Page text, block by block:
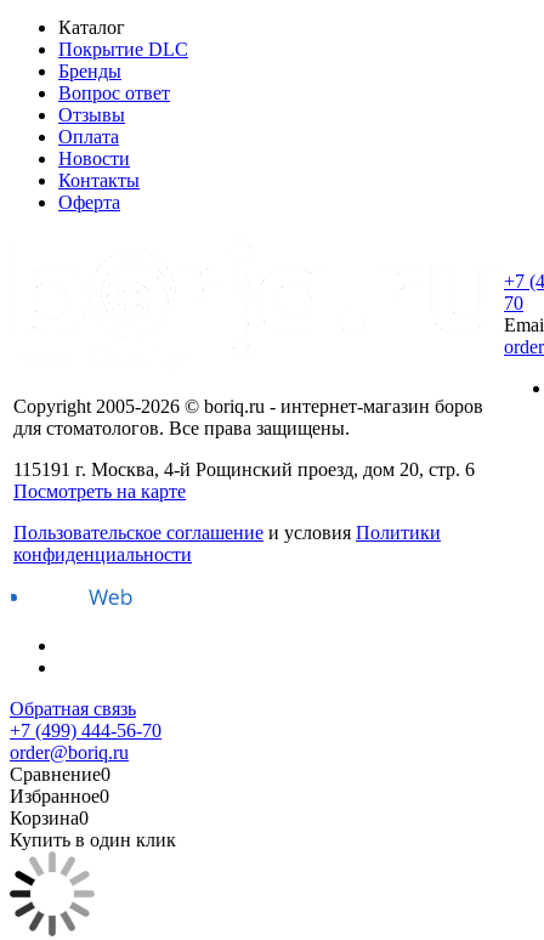
Каталог
Покрытие DLC
Бренды
Вопрос ответ
Отзывы
Оплата
Новости
Контакты
Оферта
Copyright 2005-2026 © boriq.ru - интернет-магазин боров
для стоматологов. Все права защищены.
115191 г. Москва, 4-й Рощинский проезд, дом 20, стр. 6
Посмотреть на карте
Пользовательское соглашение и условия Политики
конфиденциальности
+7
70
Обратная связь
+7 (499) 444-56-70
order@boriq.ru
Сравнение0
Избранное0
Корзина0
Купить в один клик